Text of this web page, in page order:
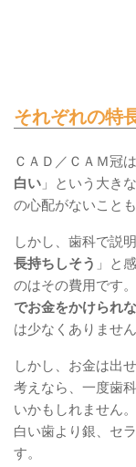
それぞれの特
ＣＡＤ／ＣＡＭ冠
白い 」という大き
の心配がないこと
しかし、歯科で説
長持ちしそう 」と
のはその費用です。
でお金をかけられ
は少なくありません
しかし、お金は出
考えなら、一度歯
いかもしれません
白い歯より銀、セ
す。